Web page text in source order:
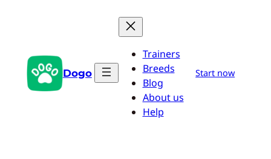
Dogo
Trainers
Breeds
Blog
About us
Help
Start now